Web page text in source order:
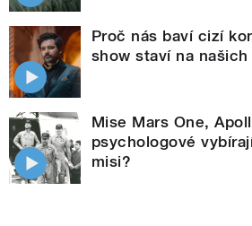
Proč nás baví cizí
show staví na našich
Mise Mars One,
psychologové
misi?